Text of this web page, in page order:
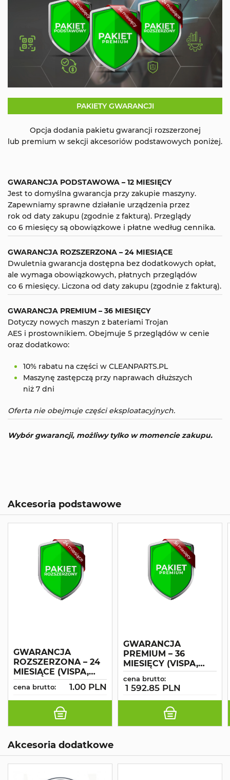
PAKIETY GWARANCJI
Opcja dodania pakietu gwarancji rozszerzonej
lub premium w sekcji akcesoriów podstawowych poniżej.
GWARANCJA PODSTAWOWA – 12 MIESIĘCY
Jest to domyślna gwarancja przy zakupie maszyny.
Zapewniamy sprawne działanie urządzenia przez
rok od daty zakupu (zgodnie z fakturą). Przeglądy
co 6 miesięcy są obowiązkowe i płatne według cennika.
GWARANCJA ROZSZERZONA – 24 MIESIĄCE
Dwuletnia gwarancja dostępna bez dodatkowych opłat,
ale wymaga obowiązkowych, płatnych przeglądów
co 6 miesięcy. Liczona od daty zakupu (zgodnie z fakturą).
GWARANCJA PREMIUM – 36 MIESIĘCY
Dotyczy nowych maszyn z bateriami Trojan
AES i prostownikiem. Obejmuje 5 przeglądów w cenie
oraz dodatkowo:
10% rabatu na części w CLEANPARTS.PL
Maszynę zastępczą przy naprawach dłuższych
niż 7 dni
Oferta nie obejmuje części eksploatacyjnych.
Wybór gwarancji, możliwy tylko w momencie zakupu.
Akcesoria podstawowe
GWARANCJA
ROZSZERZONA – 24
MIESIĄCE (VISPA,
ANTEA, ABILA,
VERSA, CS 50)
cena brutto: 1.00 PLN
GWARANCJA
PREMIUM – 36
MIESIĘCY (VISPA,
ABILA, ANTEA,
VERSA, CS 50)
cena brutto:
1 592.85 PLN
Akcesoria dodatkowe